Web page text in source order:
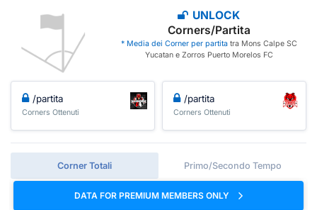
UNLOCK
Corners/Partita
* Media dei Corner per partitatra Mons Calpe SC
Yucatan e Zorros Puerto Morelos FC
/partita
Corners Ottenuti
/partita
Corners Ottenuti
Corner Totali Primo/Secondo Tempo
DATA FOR PREMIUM MEMBERS ONLY